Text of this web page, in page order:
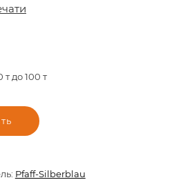
т до 100 т
Pfaff-Silberblau